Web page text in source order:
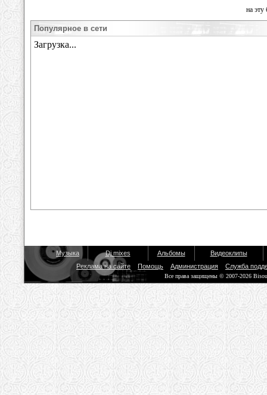
на эту
Популярное в сети
Музыка Dj mixes Альбомы
Видеоклипы
Реклама на сайте
Помощь Администрация Служба
Все права защищены © 2007-2026